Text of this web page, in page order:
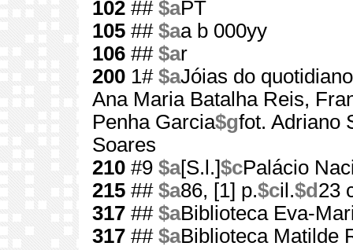
102 ## $aPT
105 ## $aa b 000yy
106 ## $ar
200 1# $aJóias do
Ana Maria Batalha Reis,
Penha Garcia$gfot. Adriano
Soares
210 #9 $a[S.l.]$cPalácio
215 ## $a86, [1] p.$cil.$d 23
317 ## $aBiblioteca Eva-
317 ## $aBiblioteca Matilde